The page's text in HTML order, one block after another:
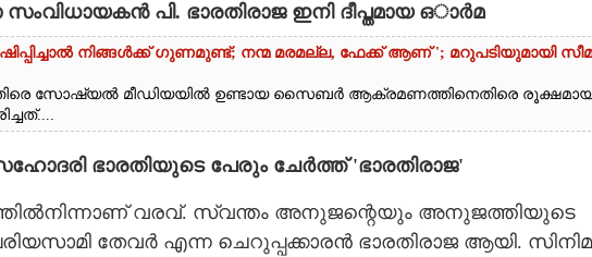
പി. ഭാരതിരാജ ഇനി ദീപ്തമായ ഒാർമ
നിങ്ങൾക്ക് ഗുണമുണ്ട്; നന്മ മരമല്ല, ഫേക്ക് ആണ് '; മറുപടിയുമായി സീമ
സോഷ്യൽ മീഡിയയിൽ ഉണ്ടായ സൈബർ ആക്രമണത്തിനെതിരെ
ഭാരതിയുടെ പേരും ചേർത്ത് 'ഭാരതിരാജ'
​വ​ര​വ്.​ ​സ്വ​ന്തം​ ​അ​നു​ജ​ന്റെ​യും​ ​അ​നു​ജ​ത്തി​യു​ടെ​
തേവർ എ​ന്ന​ ​ചെ​റു​പ്പ​ക്കാ​ര​ൻ​ ​ഭാ​ര​തി​രാ​ജ​ ​ആ​യി.​ ​സി​നി​മ​